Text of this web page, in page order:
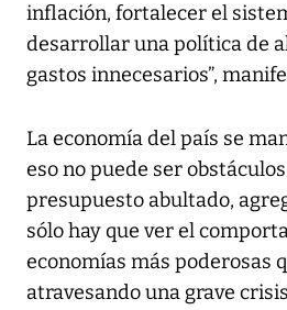
inflación, fortalecer el
desarrollar una política de
gastos innecesarios”,
La economía del país se
eso no puede ser
presupuesto abultado,
sólo hay que ver el
economías más poderosas
atravesando una grave